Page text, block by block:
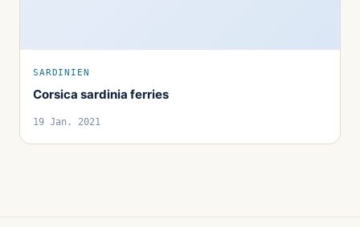
SARDINIEN
Corsica sardinia ferries
19 Jan. 2021